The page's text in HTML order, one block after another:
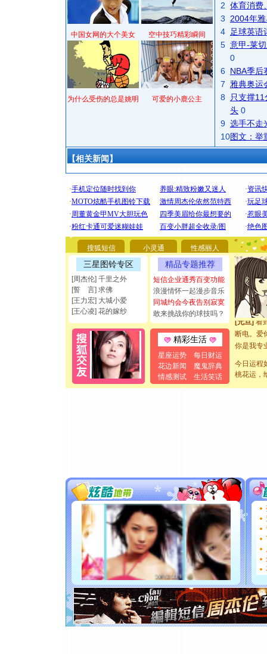
中国女网的大个美女 空中技巧精彩瞬间
为什么受伤的总是姚明 可爱的小鹿公主
2 体育消费
3
2004年
4
足球英语
5 意甲-莱
0
6 NBA季后
7
雅典奥运
8
只支撑
头 0
9 选手不走
10图文：举
【相关新闻】
搜狐短信 小灵通 性感丽人
三星图铃专区
[周杰伦] 千里之外
[誓 言] 求佛
[王力宏] 大城小爱
[王心凌] 花的嫁纱
精品专题推荐
短信企业通秀百变功能
浪漫情怀一起漫步音乐
同城约会今夜告别寂寞
敢来挑战你的球技吗？
精彩生活
星座运势
每日财运
花边新闻
魔鬼辞典
情感测试
生活笑话
[圣诞节]
要平安
[圣诞节]
能正大光
都要快乐
[圣诞节]
如意,快
[元旦]看
断电。爱
你是我专
起；二是
离。水晶
[元旦]当
送你一棵
[圣诞节]
你太多
要平安
[圣诞节]
能正大
都要快乐
[圣诞节]
如意,快
[元旦]看
断电。爱
你是我专
[元旦]如
今日运程
桃花运，